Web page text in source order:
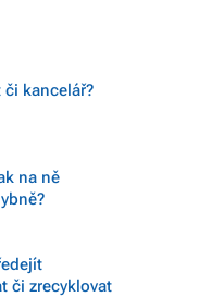
kancelář?
na ně
či zrecyklovat